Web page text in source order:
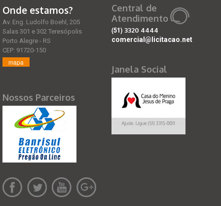
Onde estamos?
Av. Eng. Ludolfo Boehl, 205
Salas 301 e 302 Teresópolis
Porto Alegre - RS
CEP: 91720-150
mapa
Nossos Parceiros
Central de
Atendimento
(51) 3320 4444
comercial@licitacao.net
Janela Social